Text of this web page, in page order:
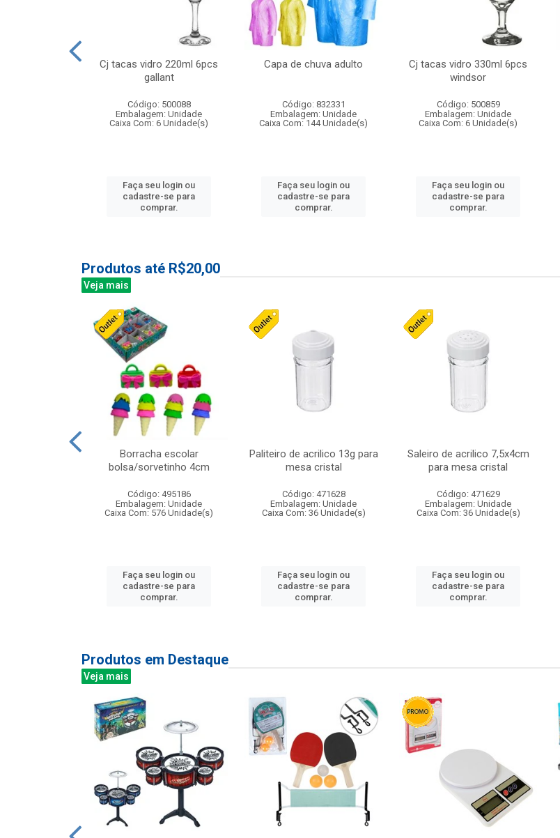
Cj tacas vidro 220ml 6pcs
gallant
Código: 500088
Embalagem: Unidade
Caixa Com: 6 Unidade(s)
Faça seu login ou
cadastre-se para
comprar.
Capa de chuva adulto
Código: 832331
Embalagem: Unidade
Caixa Com: 144 Unidade(s)
Faça seu login ou
cadastre-se para
comprar.
Cj tacas vidro 330ml 6pcs
windsor
Código: 500859
Embalagem: Unidade
Caixa Com: 6 Unidade(s)
Faça seu login ou
cadastre-se para
comprar.
Produtos até R$20,00
Veja mais
Borracha escolar
bolsa/sorvetinho 4cm
Código: 495186
Embalagem: Unidade
Caixa Com: 576 Unidade(s)
Faça seu login ou
cadastre-se para
comprar.
Paliteiro de acrilico 13g para
mesa cristal
Código: 471628
Embalagem: Unidade
Caixa Com: 36 Unidade(s)
Faça seu login ou
cadastre-se para
comprar.
Saleiro de acrilico 7,5x4cm
para mesa cristal
Código: 471629
Embalagem: Unidade
Caixa Com: 36 Unidade(s)
Faça seu login ou
cadastre-se para
comprar.
Produtos em Destaque
Veja mais